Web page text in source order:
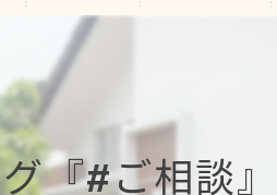
『#ご相談